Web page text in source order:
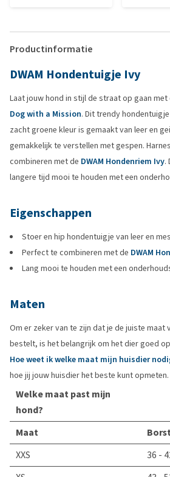
Productinformatie
DWAM Hondentuigje Ivy
Laat jouw hond in stijl de straat op gaan
Dog with a Mission. Dit trendy
zacht groene kleur is gemaakt van leer en
gemakkelijk te verstellen met gespen.
combineren met de DWAM Hondenriem Ivy.
langere tijd mooi te houden met een
Eigenschappen
Stoer en hip hondentuigje van leer en
Perfect te combineren met de DWAM
Lang mooi te houden met een
Maten
Om er zeker van te zijn dat je de juiste maat
bestelt, is het belangrijk om het dier goed
Hoe weet ik welke maat mijn huisdier
hoe jij jouw huisdier het beste kunt opmeten.
Welke maat past mijn
hond?
Maat
XXS
36 -